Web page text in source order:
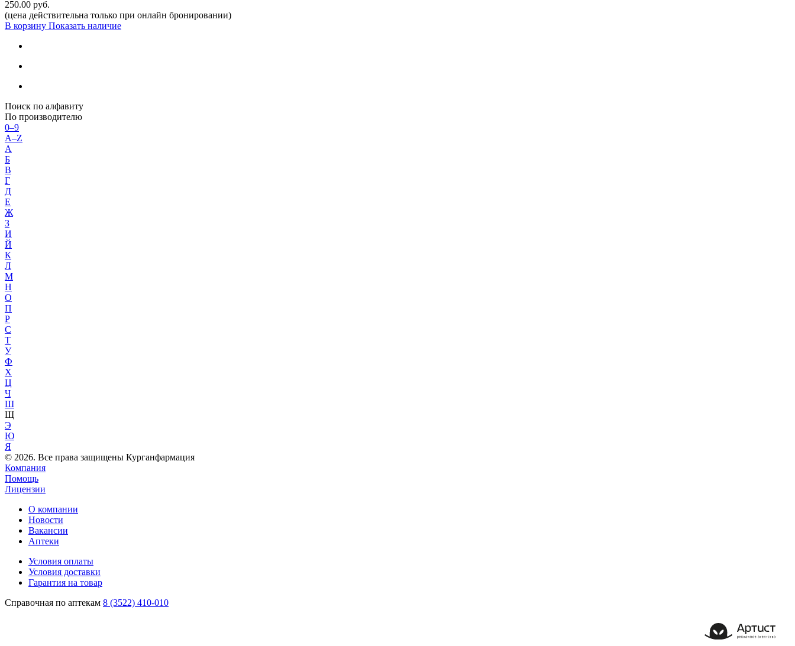
250.00 руб.
(цена действительна только при онлайн бронировании)
В корзину Показать наличие
Поиск по алфавиту
По производителю
0–9
A–Z
А
Б
В
Г
Д
Е
Ж
З
И
Й
К
Л
М
Н
О
П
Р
С
Т
У
Ф
Х
Ц
Ч
Ш
Щ
Э
Ю
Я
© 2026. Все права защищены Курганфармация
Компания
Помощь
Лицензии
О компании
Новости
Вакансии
Аптеки
Условия оплаты
Условия доставки
Гарантия на товар
Справочная по аптекам 8 (3522) 410-010